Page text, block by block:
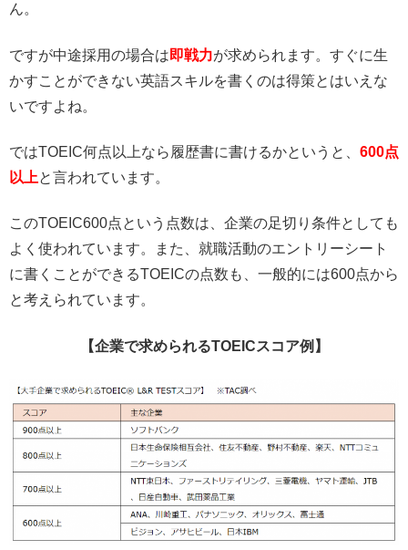
ん。
ですが中途採用の場合は即戦力が求められます。すぐに生
かすことができない英語スキルを書くのは得策とはいえな
いですよね。
ではTOEIC何点以上なら履歴書に書けるかというと、 600点
以上と言われています。
このTOEIC600点という点数は、企業の足切り条件としても
よく使われています。また、就職活動のエントリーシート
に書くことができるTOEICの点数も、一般的には600点から
と考えられています。
【企業で求められるTOEICスコア例】